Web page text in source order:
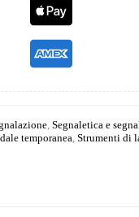
Segnaletica e
temporanea Strumenti di